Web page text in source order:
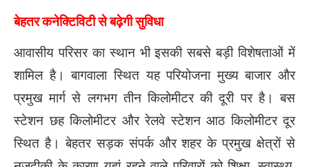
बेहतर कनेक्टिविटी से बढ़ेगी सुविधा
आवासीय परिसर का स्थान भी इसकी सबसे बड़ी विशेषताओं में
शामिल है। बागवाला स्थित यह परियोजना मुख्य बाजार और
प्रमुख मार्ग से लगभग तीन किलोमीटर की दूरी पर है। बस
स्टेशन छह किलोमीटर और रेलवे स्टेशन आठ किलोमीटर दूर
स्थित है। बेहतर सड़क संपर्क और शहर के प्रमुख क्षेत्रों से